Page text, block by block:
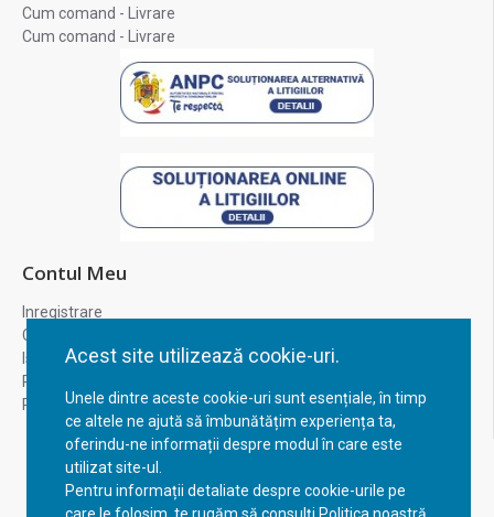
Acest site utilizează cookie-uri.
Unele dintre aceste cookie-uri sunt esențiale, în timp
ce altele ne ajută să îmbunătățim experiența ta,
oferindu-ne informații despre modul în care este
utilizat site-ul.
Pentru informații detaliate despre cookie-urile pe
Cum comand - Livrare
Cum comand - Livrare
Contul Meu
Inregistrare
Contul meu
Istoric comenzi
Recuperare parola
Returnare produs